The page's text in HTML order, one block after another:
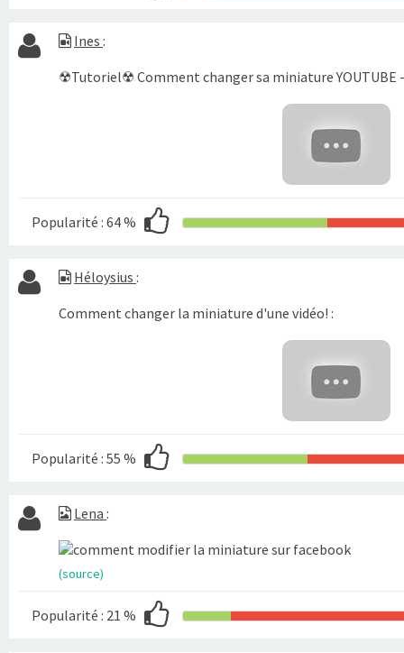
Ines :
☢Tutoriel☢ Comment changer sa miniature YOUTUBE
Popularité : 64 %
Héloysius :
Comment changer la miniature d'une vidéo! :
Popularité : 55 %
Lena :
(source)
Popularité : 21 %